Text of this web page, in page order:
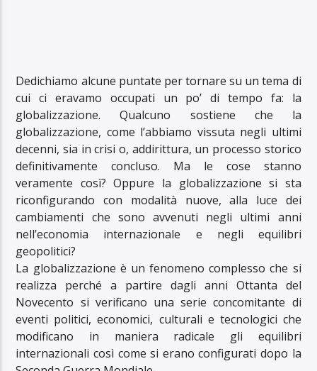
Dedichiamo alcune puntate per tornare su un tema di
cui ci eravamo occupati un po’ di tempo fa: la
globalizzazione. Qualcuno sostiene che la
globalizzazione, come l’abbiamo vissuta negli ultimi
decenni, sia in crisi o, addirittura, un processo storico
definitivamente concluso. Ma le cose stanno
veramente così? Oppure la globalizzazione si sta
riconfigurando con modalità nuove, alla luce dei
cambiamenti che sono avvenuti negli ultimi anni
nell’economia internazionale e negli equilibri
geopolitici?
La globalizzazione è un fenomeno complesso che si
realizza perché a partire dagli anni Ottanta del
Novecento si verificano una serie concomitante di
eventi politici, economici, culturali e tecnologici che
modificano in maniera radicale gli equilibri
internazionali così come si erano configurati dopo la